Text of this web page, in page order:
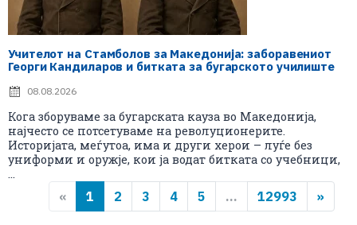
Учителот на Стамболов за Македонија: заборавениот
Георги Кандиларов и битката за бугарското училиште
08.08.2026
Кога зборуваме за бугарската кауза во Македонија,
најчесто се потсетуваме на револуционерите.
Историјата, меѓутоа, има и други херои – луѓе без
униформи и оружје, кои ја водат битката со учебници,
« 1 2 3 4 5 ... 12993 »